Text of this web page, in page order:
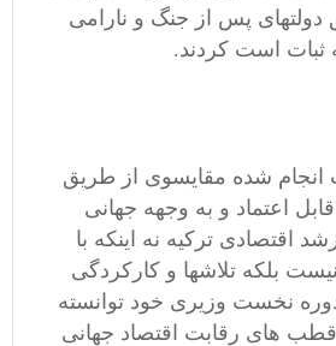
پس از جنگ و نارامی
ثبات است کردند.
انجام شده مقایسوی از طریق
اعتماد و به وجهه جهانی
اقتصادی ترکیه نه اینکه با
بلکه تلاشها و کارکردگی
اردوگان در 3 دوره نخست وزیری خود توانسته
قطب های رقابت اقتصاد جهانی